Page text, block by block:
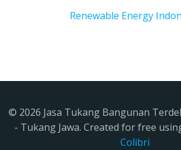
Renewable Energy
© 2026 Jasa Tukang Bangunan
- Tukang Jawa. Created for free
Colibri